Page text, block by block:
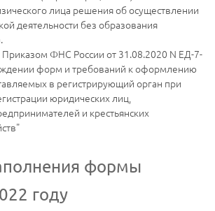
лица решения об осуществлении
деятельности без образования
ФНС России от 31.08.2020 N ЕД-7-
форм и требований к оформлению
в регистрирующий орган при
юридических лиц,
и крестьянских
формы
году